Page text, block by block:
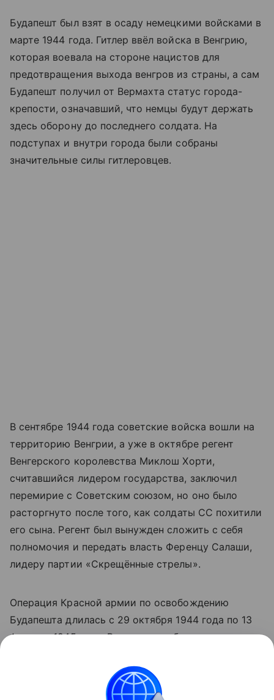
Будапешт был взят в осаду немецкими войсками в
марте 1944 года. Гитлер ввёл войска в Венгрию,
которая воевала на стороне нацистов для
предотвращения выхода венгров из страны, а сам
Будапешт получил от Вермахта статус города-
крепости, означавший, что немцы будут держать
здесь оборону до последнего солдата. На
подступах и внутри города были собраны
значительные силы гитлеровцев.
В сентябре 1944 года советские войска вошли на
территорию Венгрии, а уже в октябре регент
Венгерского королевства Миклош Хорти,
считавшийся лидером государства, заключил
перемирие с Советским союзом, но оно было
расторгнуто после того, как солдаты СС похитили
его сына. Регент был вынужден сложить с себя
полномочия и передать власть Ференцу Салаши,
лидеру партии «Скрещённые стрелы».
Операция Красной армии по освобождению
Будапешта длилась с 29 октября 1944 года по 13
февраля 1945 года. В результате была уничтожена